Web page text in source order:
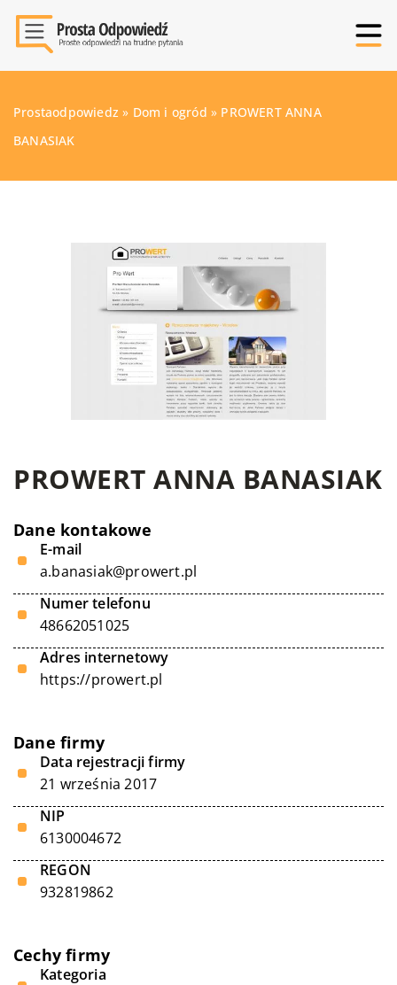
Prostaodpowiedz » Dom i ogród » PROWERT ANNA
BANASIAK
PROWERT ANNA BANASIAK
Dane kontakowe
E-mail
a.banasiak@prowert.pl
Numer telefonu
48662051025
Adres internetowy
https://prowert.pl
Dane firmy
Data rejestracji firmy
21 września 2017
NIP
6130004672
REGON
932819862
Cechy firmy
Kategoria